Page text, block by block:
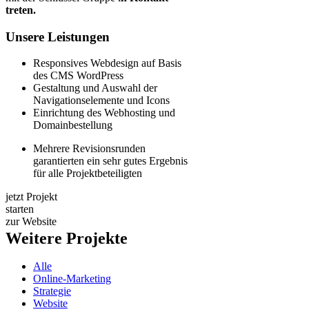
treten.
Unsere Leistungen
Responsives Webdesign auf Basis
des CMS WordPress
Gestaltung und Auswahl der
Navigationselemente und Icons
Einrichtung des Webhosting und
Domainbestellung
Mehrere Revisionsrunden
garantierten ein sehr gutes Ergebnis
für alle Projektbeteiligten
jetzt Projekt
starten
zur Website
Weitere Projekte
Alle
Online-Marketing
Strategie
Website